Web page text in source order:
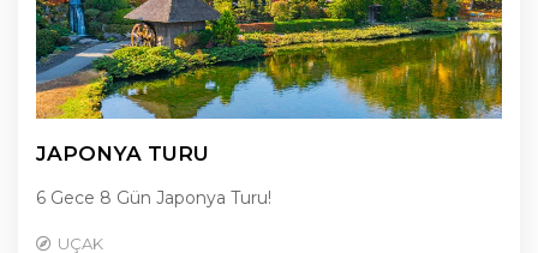
JAPONYA TURU
6 Gece 8 Gün Japonya Turu!
UÇAK